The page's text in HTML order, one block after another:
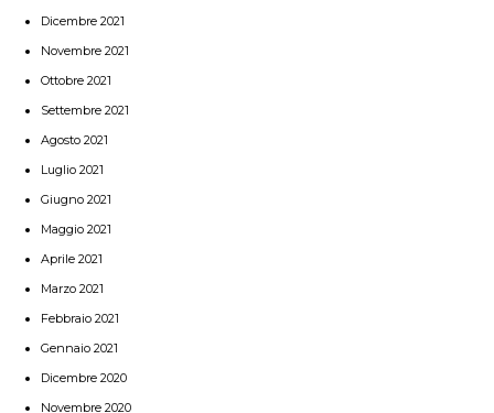
Dicembre 2021
Novembre 2021
Ottobre 2021
Settembre 2021
Agosto 2021
Luglio 2021
Giugno 2021
Maggio 2021
Aprile 2021
Marzo 2021
Febbraio 2021
Gennaio 2021
Dicembre 2020
Novembre 2020